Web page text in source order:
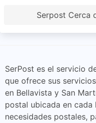
Serpost Cerca
SerPost es el servicio
que ofrece sus
en Bellavista y San
postal ubicada en cada
necesidades postales,